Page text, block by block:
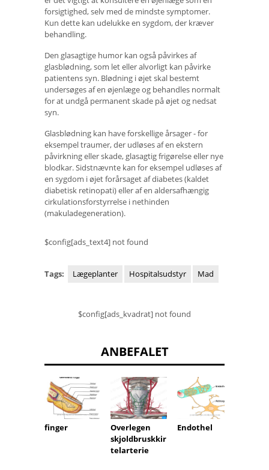
forsigtighed, selv med de mindste symptomer.
Kun dette kan udelukke en sygdom, der kræver
behandling.
Den glasagtige humor kan også påvirkes af
glasblødning, som let eller alvorligt kan påvirke
patientens syn. Blødning i øjet skal bestemt
undersøges af en øjenlæge og behandles normalt
for at undgå permanent skade på øjet og nedsat
syn.
Glasblødning kan have forskellige årsager - for
eksempel traumer, der udløses af en ekstern
påvirkning eller skade, glasagtig frigørelse eller nye
blodkar. Sidstnævnte kan for eksempel udløses af
en sygdom i øjet forårsaget af diabetes (kaldet
diabetisk retinopati) eller af en aldersafhængig
cirkulationsforstyrrelse i nethinden
(makuladegeneration).
$config[ads_text4] not found
Tags: Lægeplanter Hospitalsudstyr Mad
$config[ads_kvadrat] not found
ANBEFALET
finger
Overlegen
skjoldbruskkir
telarterie
Endothel